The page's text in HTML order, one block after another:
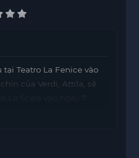
Teatro La Fenice vào
của Verdi, Attila, sẽ
Mùa diễn 2015-2016 với
nhạc Attila, Riccardo